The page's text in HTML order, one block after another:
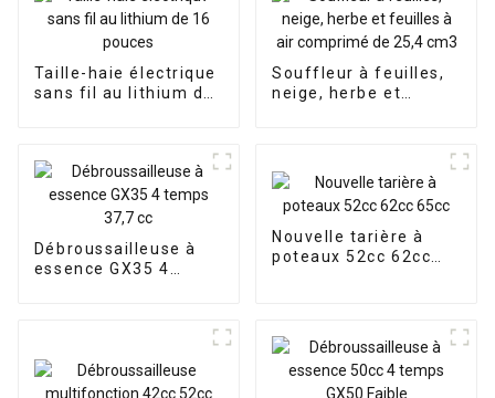
Taille-haie électrique
sans fil au lithium de
Souffleur à feuilles,
neige, herbe et
Débroussailleuse à
essence GX35 4
Nouvelle tarière à
poteaux 52cc 62cc